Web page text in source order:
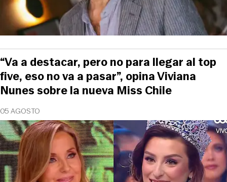
05 AGOSTO
“Va a destacar, pero no para llegar al top
five, eso no va a pasar”, opina Viviana
Nunes sobre la nueva Miss Chile